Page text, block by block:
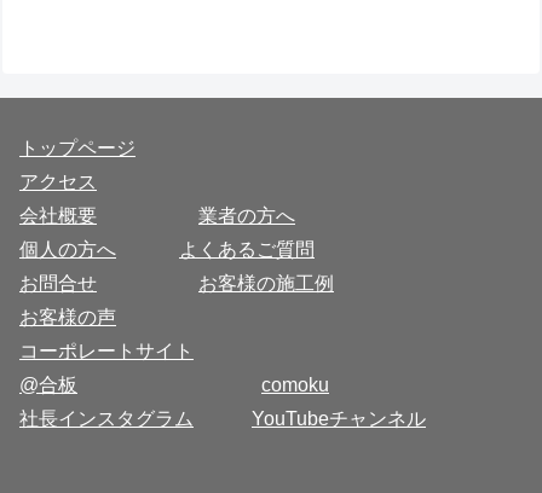
トップページ
アクセス
会社概要
業者の方へ
個人の方へ
よくあるご質問
お問合せ
お客様の施工例
お客様の声
コーポレートサイト
@合板
comoku
社長インスタグラム
YouTubeチャンネル